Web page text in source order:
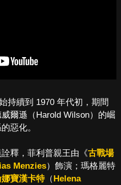
持續到 1970 年代初，期間
爾遜（Harold Wilson）的崛
惡化。
釋，菲利普親王由《古戰場
Menzies）飾演；瑪格麗特
寶漢卡特（Helena